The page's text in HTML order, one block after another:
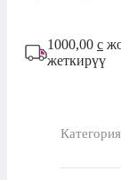
1000,00 с
жеткирүү